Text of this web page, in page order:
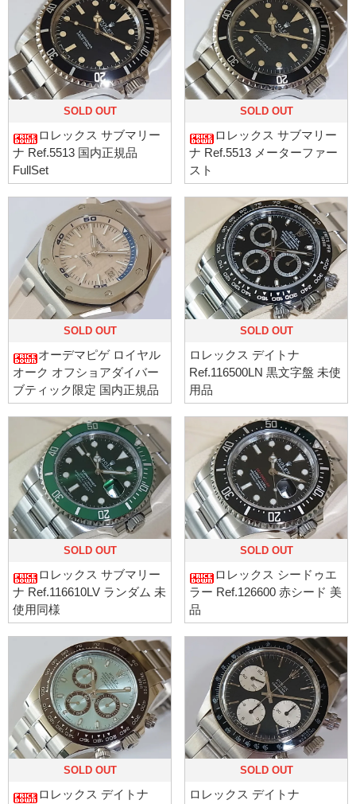
SOLD OUT
ロレックス サブマリー
ナ Ref.5513 国内正規品
FullSet
SOLD OUT
ロレックス サブマリー
ナ Ref.5513 メーターファー
スト
SOLD OUT
オーデマピゲ ロイヤル
オーク オフショアダイバー
ブティック限定 国内正規品
SOLD OUT
ロレックス デイトナ
Ref.116500LN 黒文字盤 未使
用品
SOLD OUT
ロレックス サブマリー
ナ Ref.116610LV ランダム 未
使用同様
SOLD OUT
ロレックス シードゥエ
ラー Ref.126600 赤シード 美
品
SOLD OUT
ロレックス デイトナ
SOLD OUT
ロレックス デイトナ